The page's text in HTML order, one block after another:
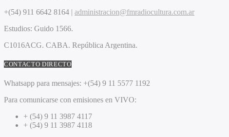
+(54) 911 6642 8164 | administracion@fmradiocultura.com.ar
Estudios: Guido 1566.
C1016ACG. CABA. República Argentina.
CONTACTO DIRECTO
Whatsapp para mensajes: +(54) 9 11 5577 1192
Para comunicarse con emisiones en VIVO:
+ (54) 9 11 3987 4117
+ (54) 9 11 3987 4118